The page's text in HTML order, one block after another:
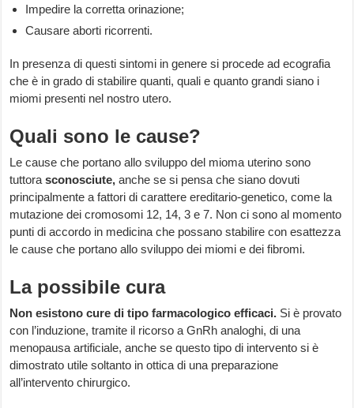
Impedire la corretta orinazione;
Causare aborti ricorrenti.
In presenza di questi sintomi in genere si procede ad ecografia
che è in grado di stabilire quanti, quali e quanto grandi siano i
miomi presenti nel nostro utero.
Quali sono le cause?
Le cause che portano allo sviluppo del mioma uterino sono
tuttorasconosciute, anche se si pensa che siano dovuti
principalmente a fattori di carattere ereditario-genetico, come la
mutazione dei cromosomi 12, 14, 3 e 7. Non ci sono al momento
punti di accordo in medicina che possano stabilire con esattezza
le cause che portano allo sviluppo dei miomi e dei fibromi.
La possibile cura
Non esistono cure di tipo farmacologico efficaci. Si è provato
con l’induzione, tramite il ricorso a GnRh analoghi, di una
menopausa artificiale, anche se questo tipo di intervento si è
dimostrato utile soltanto in ottica di una preparazione
all’intervento chirurgico.